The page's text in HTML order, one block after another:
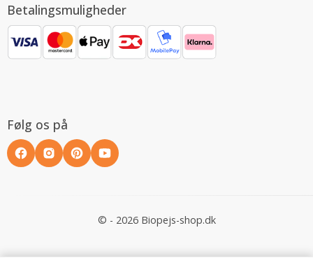
Betalingsmuligheder
Følg os på
© - 2026 Biopejs-shop.dk